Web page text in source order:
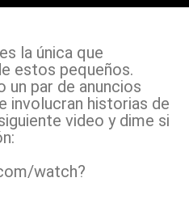
la única que
estos pequeños.
un par de anuncios
involucran historias de
video y dime si
watch?